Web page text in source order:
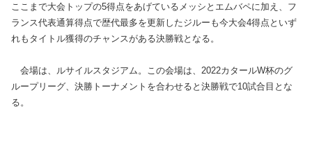
ここまで大会トップの5得点をあげているメッシとエムバペに加え、フ
ランス代表通算得点で歴代最多を更新したジルーも今大会4得点といず
れもタイトル獲得のチャンスがある決勝戦となる。
会場は、ルサイルスタジアム。この会場は、2022カタールW杯のグ
ループリーグ、決勝トーナメントを合わせると決勝戦で10試合目とな
る。